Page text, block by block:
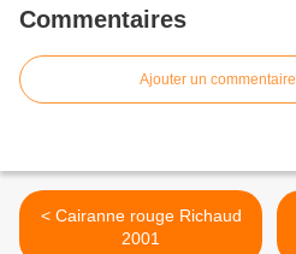
Commentaires
Ajouter un commentaire
< Cairanne rouge Richaud
2001